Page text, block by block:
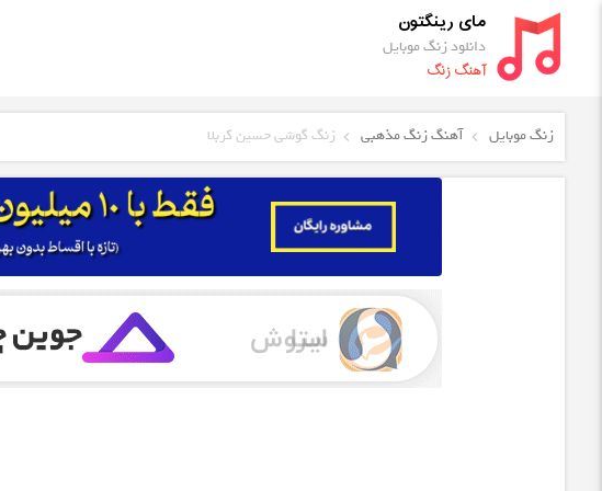
مای رینگتون
دانلود زنگ موبایل
آهنگ زنگ
زنگ موبایل آهنگ زنگ مذهبی زنگ گوشی حسین کربلا